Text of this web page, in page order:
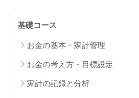
基礎コース
お金の基本・家計管理
お金の考え方・目標設定
家計の記録と分析